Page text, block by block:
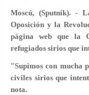
Moscú, (Sputnik). -
Oposición y la
página web que la
refugiados sirios que
"Supimos con mucha
civiles sirios que
nota.